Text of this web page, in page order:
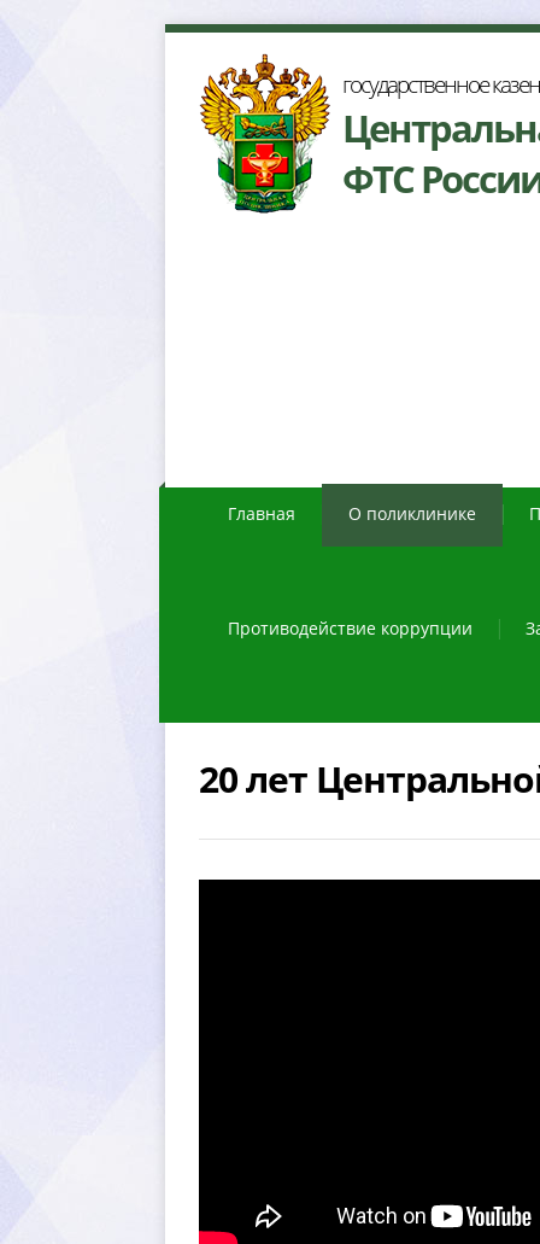
осударственное
ФТС
Главная О поликлинике
Противодействие коррупции
20 лет